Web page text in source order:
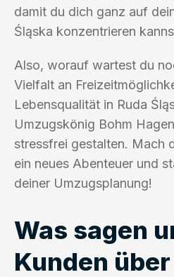
damit du dich ganz auf
Śląska konzentrieren
Also, worauf wartest du
Vielfalt an
Lebensqualität in Ruda
Umzugskönig Bohm
stressfrei gestalten. Mach
ein neues Abenteuer und
deiner Umzugsplanung!
Was sagen
Kunden